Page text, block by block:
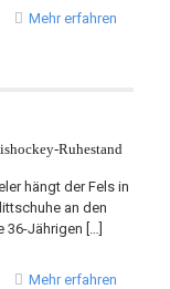
Mehr erfahren
Ruhestand
hängt der Fels in
an den
36-Jährigen […]
Mehr erfahren